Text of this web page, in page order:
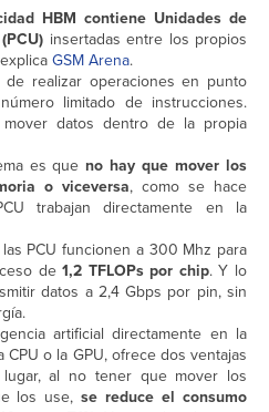
HBM contiene Unidades de
insertadas entre los propios
GSM Arena.
de realizar operaciones en punto
limitado de instrucciones.
mover datos dentro de la propia
es que no hay que mover los
o viceversa, como se hace
trabajan directamente en la
PCU funcionen a 300 Mhz para
de1,2 TFLOPs por chip. Y lo
datos a 2,4 Gbps por pin, sin
artificial directamente en la
o la GPU, ofrece dos ventajas
al no tener que mover los
los use,se reduce el consumo